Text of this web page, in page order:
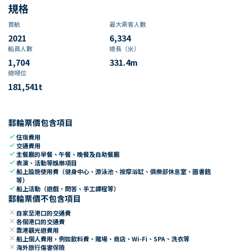
規格
首航
2021
最大乘客人數
6,334
船員人數
1,704
總長（米）
331.4m
總噸位
181,541t
郵輪票價包含項目
check住宿費用
check 交通費用
check 主餐廳的早餐、午餐、晚餐及自助餐廳
check表演、活動等娛樂項目
check船上設施使用費（健身中心、游泳池、按摩浴缸、俱樂部休息室、圖書館
等）
check船上活動（遊戲、問答、手工課程等）
郵輪票價不包含項目
close 自家至港口的交通費
close 各個港口的交通費
close 靠港觀光遊費用
close 船上個人費用，例如飲料費、賭場、商店、Wi-Fi、SPA、洗衣等
close 海外旅行傷害保險